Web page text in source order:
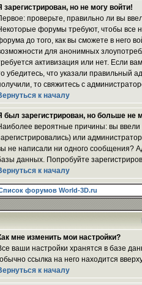
зарегистрирован, но не могу войти!
проверьте, правильно ли вы
форумы требуют, чтобы все
до того, как вы сможете в него
для анонимных
активизация или нет. Если
убедитесь, что указали правильный
то свяжитесь с
к началу
был зарегистрирован, но больше не
вероятные причины: вы ввели
или
не написали ни одного сообщения?
данных. Попробуйте
к началу
форумов World-3D.ru
мне изменить мои настройки?
ваши настройки хранятся в базе
ссылка на него находится
к началу